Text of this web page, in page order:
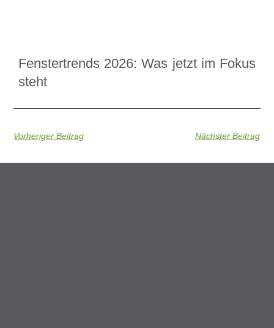
Fenstertrends 2026: Was jetzt im Fokus
steht
Vorheriger Beitrag Nächster Beitrag